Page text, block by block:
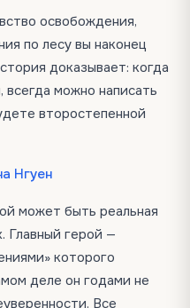
освобождения,
по лесу вы наконец
доказывает: когда
всегда можно написать
второстепенной
Нгуен
может быть реальная
Главный герой —
которого
деле он годами не
Все